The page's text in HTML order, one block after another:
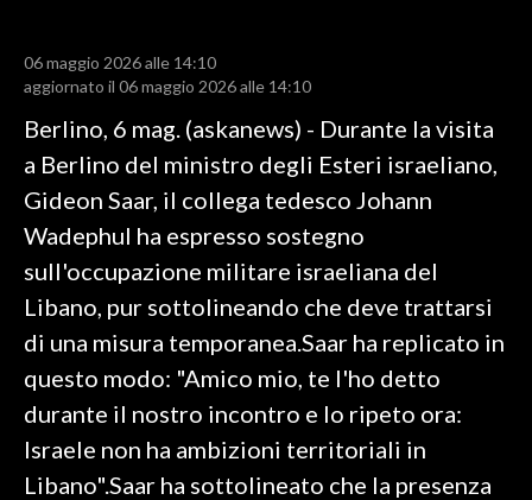
RISULTATI E CLASSIFICHE
CALCIO REGIONALE
BASKET
VOLLEY
MOTORI
TENNIS
ALTRI SPORT
CULTURA
GOSSIP
06 maggio 2026 alle 14:10
aggiornato il 06 maggio 2026 alle 14:10
Berlino, 6 mag. (askanews) - Durante la visita
a Berlino del ministro degli Esteri israeliano,
Gideon Saar, il collega tedesco Johann
Wadephul ha espresso sostegno
sull'occupazione militare israeliana del
Libano, pur sottolineando che deve trattarsi
di una misura temporanea.Saar ha replicato in
questo modo: "Amico mio, te l'ho detto
durante il nostro incontro e lo ripeto ora:
Israele non ha ambizioni territoriali in
Libano".Saar ha sottolineato che la presenza